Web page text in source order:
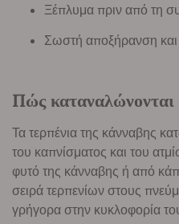
Ξέπλυμα πριν από τη
Σωστή αποξήρανση
Πώς καταναλώνονται
Τα τερπένια της κάνναβης
του καπνίσματος και του
φυτό της κάνναβης ή από
σειρά τερπενίων στους
γρήγορα στην κυκλοφορία